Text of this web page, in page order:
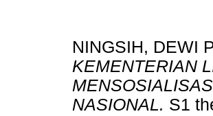
NINGSIH, DEWI
KEMENTERIAN
NASIONAL. S1